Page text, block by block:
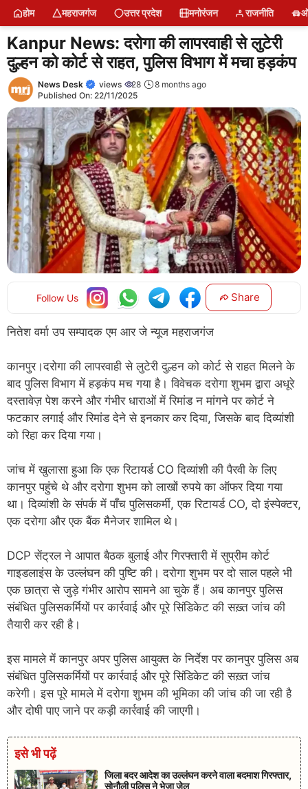
Skip
content
होम महराजगंज उत्तर प्रदेश मनोरंजन राजनीति
Kanpur News: दरोगा की लापरवाही से लुटेरी
दुल्हन को कोर्ट से राहत, पुलिस विभाग में मचा हड़कंप
News Desk views 28
8 months ago
Published On: 22/11/2025
Follow Us Share
नितेश वर्मा उप सम्पादक एम आर जे न्यूज महराजगंज
कानपुर।दरोगा की लापरवाही से लुटेरी दुल्हन को कोर्ट से राहत मिलने के
बाद पुलिस विभाग में हड़कंप मच गया है। विवेचक दरोगा शुभम द्वारा अधूरे
दस्तावेज़ पेश करने और गंभीर धाराओं में रिमांड न मांगने पर कोर्ट ने
फटकार लगाई और रिमांड देने से इनकार कर दिया, जिसके बाद दिव्यांश‍ी
को रिहा कर दिया गया।
जांच में खुलासा हुआ कि एक रिटायर्ड CO दिव्यांश‍ी की पैरवी के लिए
कानपुर पहुंचे थे और दरोगा शुभम को लाखों रुपये का ऑफर दिया गया
था। दिव्यांश‍ी के संपर्क में पाँच पुलिसकर्मी, एक रिटायर्ड CO, दो इंस्पेक्टर,
एक दरोगा और एक बैंक मैनेजर शामिल थे।
DCP सेंट्रल ने आपात बैठक बुलाई और गिरफ्तारी में सुप्रीम कोर्ट
गाइडलाइंस के उल्लंघन की पुष्टि की। दरोगा शुभम पर दो साल पहले भी
एक छात्रा से जुड़े गंभीर आरोप सामने आ चुके हैं। अब कानपुर पुलिस
संबंधित पुलिसकर्मियों पर कार्रवाई और पूरे सिंडिकेट की सख़्त जांच की
तैयारी कर रही है।
इस मामले में कानपुर अपर पुलिस आयुक्त के निर्देश पर कानपुर पुलिस अब
संबंधित पुलिसकर्मियों पर कार्रवाई और पूरे सिंडिकेट की सख़्त जांच
करेगी। इस पूरे मामले में दरोगा शुभम की भूमिका की जांच की जा रही है
और दोषी पाए जाने पर कड़ी कार्रवाई की जाएगी।
इसे भी पढ़ें
जिला बदर आदेश का उल्लंघन करने वाला बदमाश गिरफ्तार,
सोनौली पुलिस ने भेजा जेल